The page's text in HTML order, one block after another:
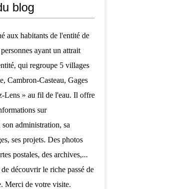
blog
aux habitants de l'entité de
ayant un attrait
qui regroupe 5 villages
Cambron-Casteau, Gages
Lens » au fil de l'eau. Il offre
sur
administration, sa
ses projets. Des photos
postales, des archives,...
découvrir le riche passé de
Merci de votre visite.